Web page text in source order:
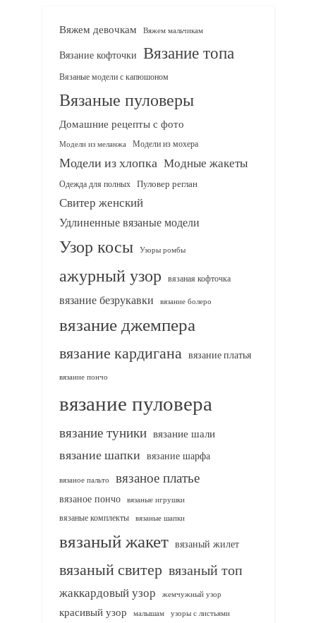
Вяжем девочкам Вяжем мальчикам
Вязание кофточки Вязание топа
Вязаные модели с капюшоном
Вязаные пуловеры
Домашние рецепты с фото
Модели из меланжа Модели из мохера
Модели из хлопка Модные жакеты
Одежда для полных Пуловер реглан
Свитер женский
Удлиненные вязаные модели
Узор косы Узоры ромбы
ажурный узор вязаная кофточка
вязание безрукавки вязание болеро
вязание джемпера
вязание кардигана вязание платья
вязание пончо
вязание пуловера
вязание туники вязание шали
вязание шапки вязание шарфа
вязаное пальто вязаное платье
вязаное пончо вязаные игрушки
вязаные комплекты
вязаные шапки
вязаный жакет вязаный жилет
вязаный свитер вязаный топ
жаккардовый узор жемчужный узор
красивый узор малышам узоры с листьями